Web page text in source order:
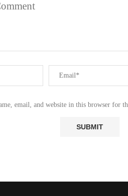
email, and website in this browser for